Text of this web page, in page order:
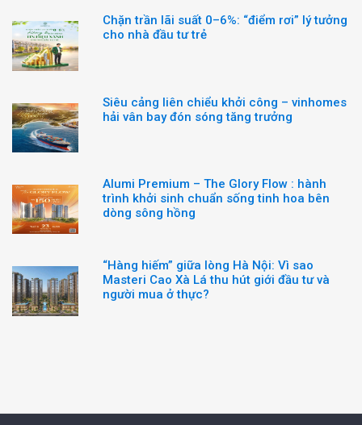
Chặn trần lãi suất 0–6%: “điểm rơi” lý tưởng
cho nhà đầu tư trẻ
Siêu cảng liên chiểu khởi công – vinhomes
hải vân bay đón sóng tăng trưởng
Alumi Premium – The Glory Flow : hành
trình khởi sinh chuẩn sống tinh hoa bên
dòng sông hồng
“Hàng hiếm” giữa lòng Hà Nội: Vì sao
Masteri Cao Xà Lá thu hút giới đầu tư và
người mua ở thực?